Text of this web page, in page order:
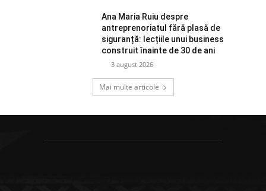
Ana Maria Ruiu despre
antreprenoriatul fără plasă de
siguranță: lecțiile unui business
construit înainte de 30 de ani
3 august 2026
Mai multe articole